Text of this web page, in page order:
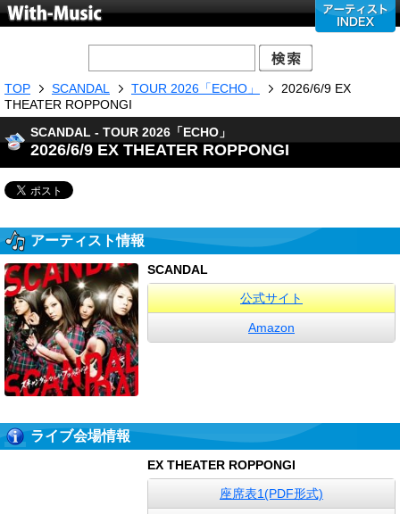
TOP SCANDAL TOUR 2026「ECHO」
2026/6/9 EX
THEATER ROPPONGI
SCANDAL - TOUR 2026「ECHO」
2026/6/9 EX THEATER ROPPONGI
アーティスト情報
SCANDAL
公式サイト
Amazon
ライブ会場情報
EX THEATER ROPPONGI
座席表1(PDF形式)